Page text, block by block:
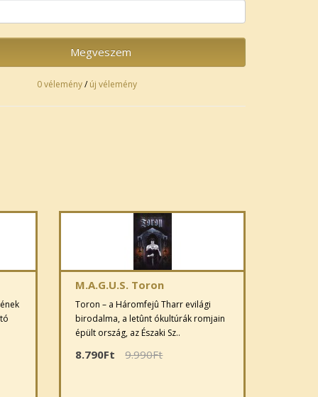
Megveszem
0 vélemény/új vélemény
M.A.G.U.S. Toron
Toron – a Háromfejû Tharr evilági
birodalma, a letûnt ókultúrák romjain
épült ország, az Északi Sz..
8.790Ft 9.990Ft